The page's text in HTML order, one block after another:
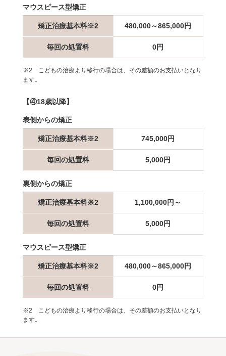
マウスピース型矯正
矯正治療基本料※2 480,000～865,000円
毎回の処置料 0円
※2 こどもの治療より移行の場合は、その差額のお支払いとなり
ます。
【④18歳以降】
表側からの矯正
矯正治療基本料※2 745,000円
毎回の処置料 5,000円
裏側からの矯正
矯正治療基本料※2 1,100,000円～
毎回の処置料 5,000円
マウスピース型矯正
矯正治療基本料※2 480,000～865,000円
毎回の処置料 0円
※2 こどもの治療より移行の場合は、その差額のお支払いとなり
ます。